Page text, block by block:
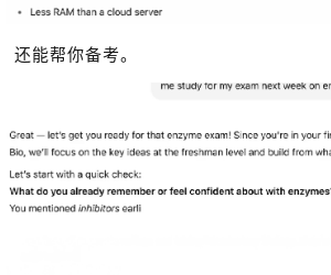
还能帮你备考。